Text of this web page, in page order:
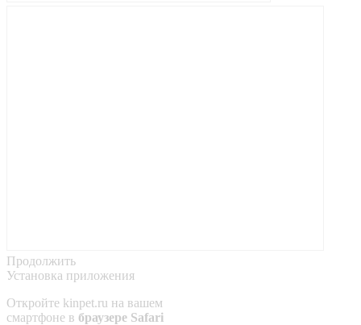
Продолжить
Установка приложения
Откройте kinpet.ru на вашем
смартфоне в браузере Safari